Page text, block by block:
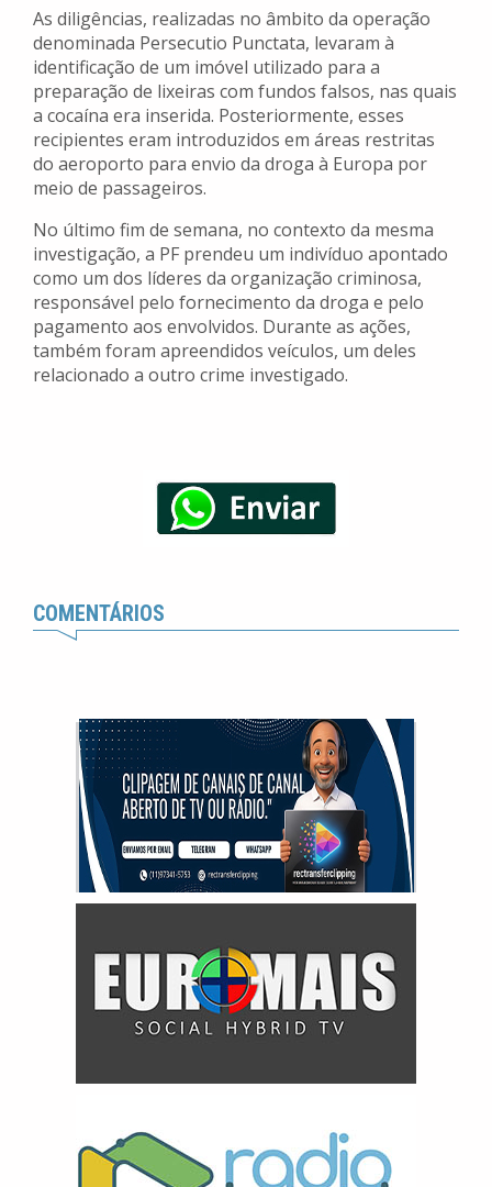
As diligências, realizadas no âmbito da operação
denominada Persecutio Punctata, levaram à
identificação de um imóvel utilizado para a
preparação de lixeiras com fundos falsos, nas quais
a cocaína era inserida. Posteriormente, esses
recipientes eram introduzidos em áreas restritas
do aeroporto para envio da droga à Europa por
meio de passageiros.
No último fim de semana, no contexto da mesma
investigação, a PF prendeu um indivíduo apontado
como um dos líderes da organização criminosa,
responsável pelo fornecimento da droga e pelo
pagamento aos envolvidos. Durante as ações,
também foram apreendidos veículos, um deles
relacionado a outro crime investigado.
COMENTÁRIOS